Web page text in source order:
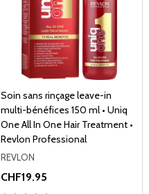
Soin sans rinçage leave-in
multi-bénéfices 150 ml • Uniq
One All In One Hair Treatment •
Revlon Professional
REVLON
CHF19.95